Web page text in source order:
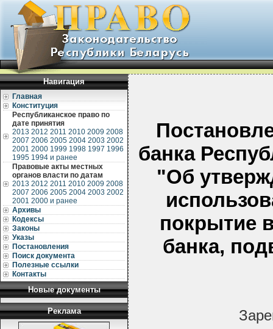
Навигация
Главная
Конституция
Республиканское право по
дате принятия
2013 2012 2011 2010 2009 2008
2007 2006 2005 2004 2003 2002
2001 2000 1999 1998 1997 1996
1995 1994 и ранее
Правовые акты местных
органов власти по датам
2013 2012 2011 2010 2009 2008
2007 2006 2005 2004 2003 2002
2001 2000 и ранее
Архивы
Кодексы
Законы
Указы
Постановления
Поиск документа
Полезные ссылки
Контакты
Новые документы
Реклама
банка
"Об
покрытие
банка,